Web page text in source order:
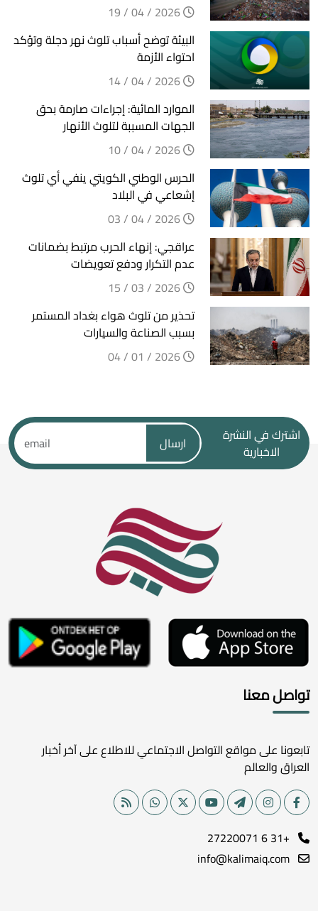
البيئة توضح أسباب تلوث نهر دجلة وتؤكد
احتواء الأزمة
الموارد المائية: إجراءات صارمة بحق
الجهات المسببة لتلوث الأنهار
الحرس الوطني الكويتي ينفي أي تلوث
إشعاعي في البلاد
عراقجي: إنهاء الحرب مرتبط بضمانات
عدم التكرار ودفع تعويضات
تحذير من تلوث هواء بغداد المستمر
بسبب الصناعة والسيارات
اشترك في النشرة
الاخبارية
ارسال
تواصل معنا
تابعونا على مواقع التواصل الاجتماعي للاطلاع على آخر أخبار
العراق والعالم
+31 6 27220071
info@kalimaiq.com